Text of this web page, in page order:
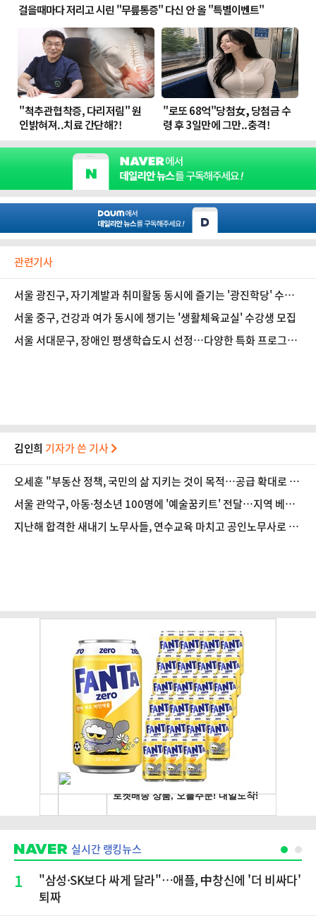
관련기사
서울 광진구, 자기계발과 취미활동 동시에 즐기는 '광진학당' 수강
생 모집
서울 중구, 건강과 여가 동시에 챙기는 '생활체육교실' 수강생 모집
서울 서대문구, 장애인 평생학습도시 선정…다양한 특화 프로그램
김인희 기자가 쓴 기사
오세훈 "부동산 정책, 국민의 삶 지키는 것이 목적…공급 확대로 전
환해야"
서울 관악구, 아동·청소년 100명에 '예술꿈키트' 전달…지역 베이
커리 기부로 추진
지난해 합격한 새내기 노무사들, 연수교육 마치고 공인노무사로 새
실시간 랭킹뉴스
1
"삼성·SK보다 싸게 달라"…애플, 中창신에 '더 비싸다'
퇴짜